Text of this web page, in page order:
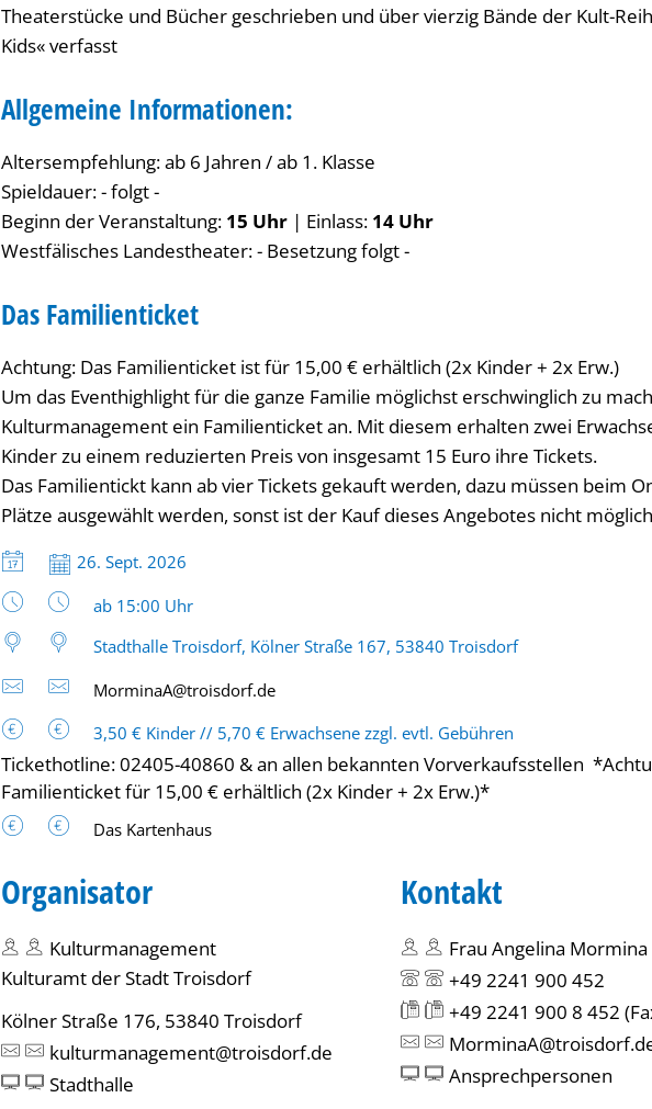
Theaterstücke und Bücher geschrieben und über vierzig Bände der Kult-
Kids« verfasst
Allgemeine Informationen:
Altersempfehlung: ab 6 Jahren / ab 1. Klasse
Spieldauer: - folgt -
Beginn der Veranstaltung: 15 Uhr | Einlass: 14 Uhr
Westfälisches Landestheater: - Besetzung folgt -
Das Familienticket
Achtung: Das Familienticket ist für 15,00 € erhältlich (2x Kinder + 2x Erw.)
Um das Eventhighlight für die ganze Familie möglichst erschwinglich zu
Kulturmanagement ein Familienticket an. Mit diesem erhalten zwei
Kinder zu einem reduzierten Preis von insgesamt 15 Euro ihre Tickets.
Das Familientickt kann ab vier Tickets gekauft werden, dazu müssen beim
Plätze ausgewählt werden, sonst ist der Kauf dieses Angebotes nicht
Datum:
26. Sept. 2026
Uhrzeit:
ab 15:00 Uhr
Stadthalle Troisdorf, Kölner Straße 167, 53840 Troisdorf
MorminaA@troisdorf.de
3,50 € Kinder // 5,70 € Erwachsene zzgl. evtl. Gebühren
Tickethotline: 02405-40860 & an allen bekannten Vorverkaufsstellen
Familienticket für 15,00 € erhältlich (2x Kinder + 2x Erw.)*
Das Kartenhaus
Organisator
Kulturmanagement
Kulturamt der Stadt Troisdorf
Kölner Straße 176, 53840 Troisdorf
kulturmanagement@troisdorf.de
Stadthalle
Kontakt
Frau Angelina Mormina
+49 2241 900 452
+49 2241 900 8 452
Ansprechpersonen